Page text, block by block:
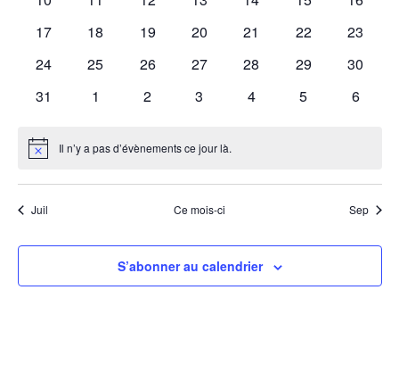
0
17
0
18
0
19
0
20
0
21
0
22
0
23
0
24
0
25
0
26
0
27
0
28
0
29
0
30
0
31
0
1
0
2
0
3
0
4
0
5
0
6
Notice Il n’y a pas d’évènements ce jour là.
Juil Ce mois-ci Sep
S’abonner au calendrier